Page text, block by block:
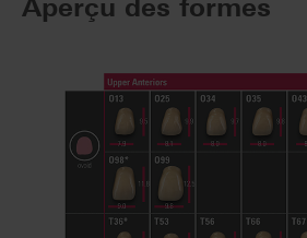
Aperçu des formes